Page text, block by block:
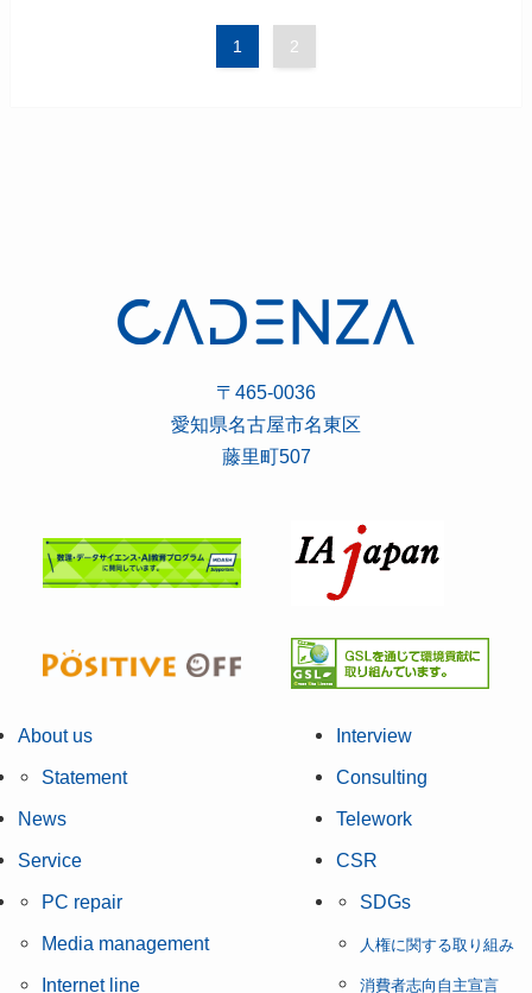
1 2
〒465-0036
愛知県名古屋市名東区
藤里町507
About us
Statement
News
Service
PC repair
Media management
Internet line
Interview
Consulting
Telework
CSR
SDGs
人権に関する取り組み
消費者志向自主宣言